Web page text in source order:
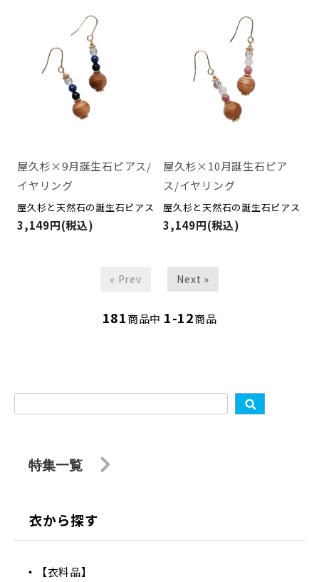
屋久杉×9月誕生石ピアス/
イヤリング
屋久杉と天然石の誕生石ピアス
3,149円(税込)
屋久杉×10月誕生石ピア
ス/イヤリング
屋久杉と天然石の誕生石ピアス
3,149円(税込)
« Prev Next »
181商品中 1-12商品
特集一覧
衣から探す
【衣料品】